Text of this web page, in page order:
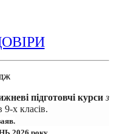
підготовчі курси з
9-х класів.